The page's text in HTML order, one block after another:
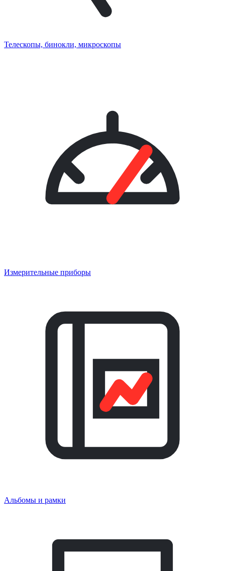
Телескопы, бинокли, микроскопы
Измерительные приборы
Альбомы и рамки